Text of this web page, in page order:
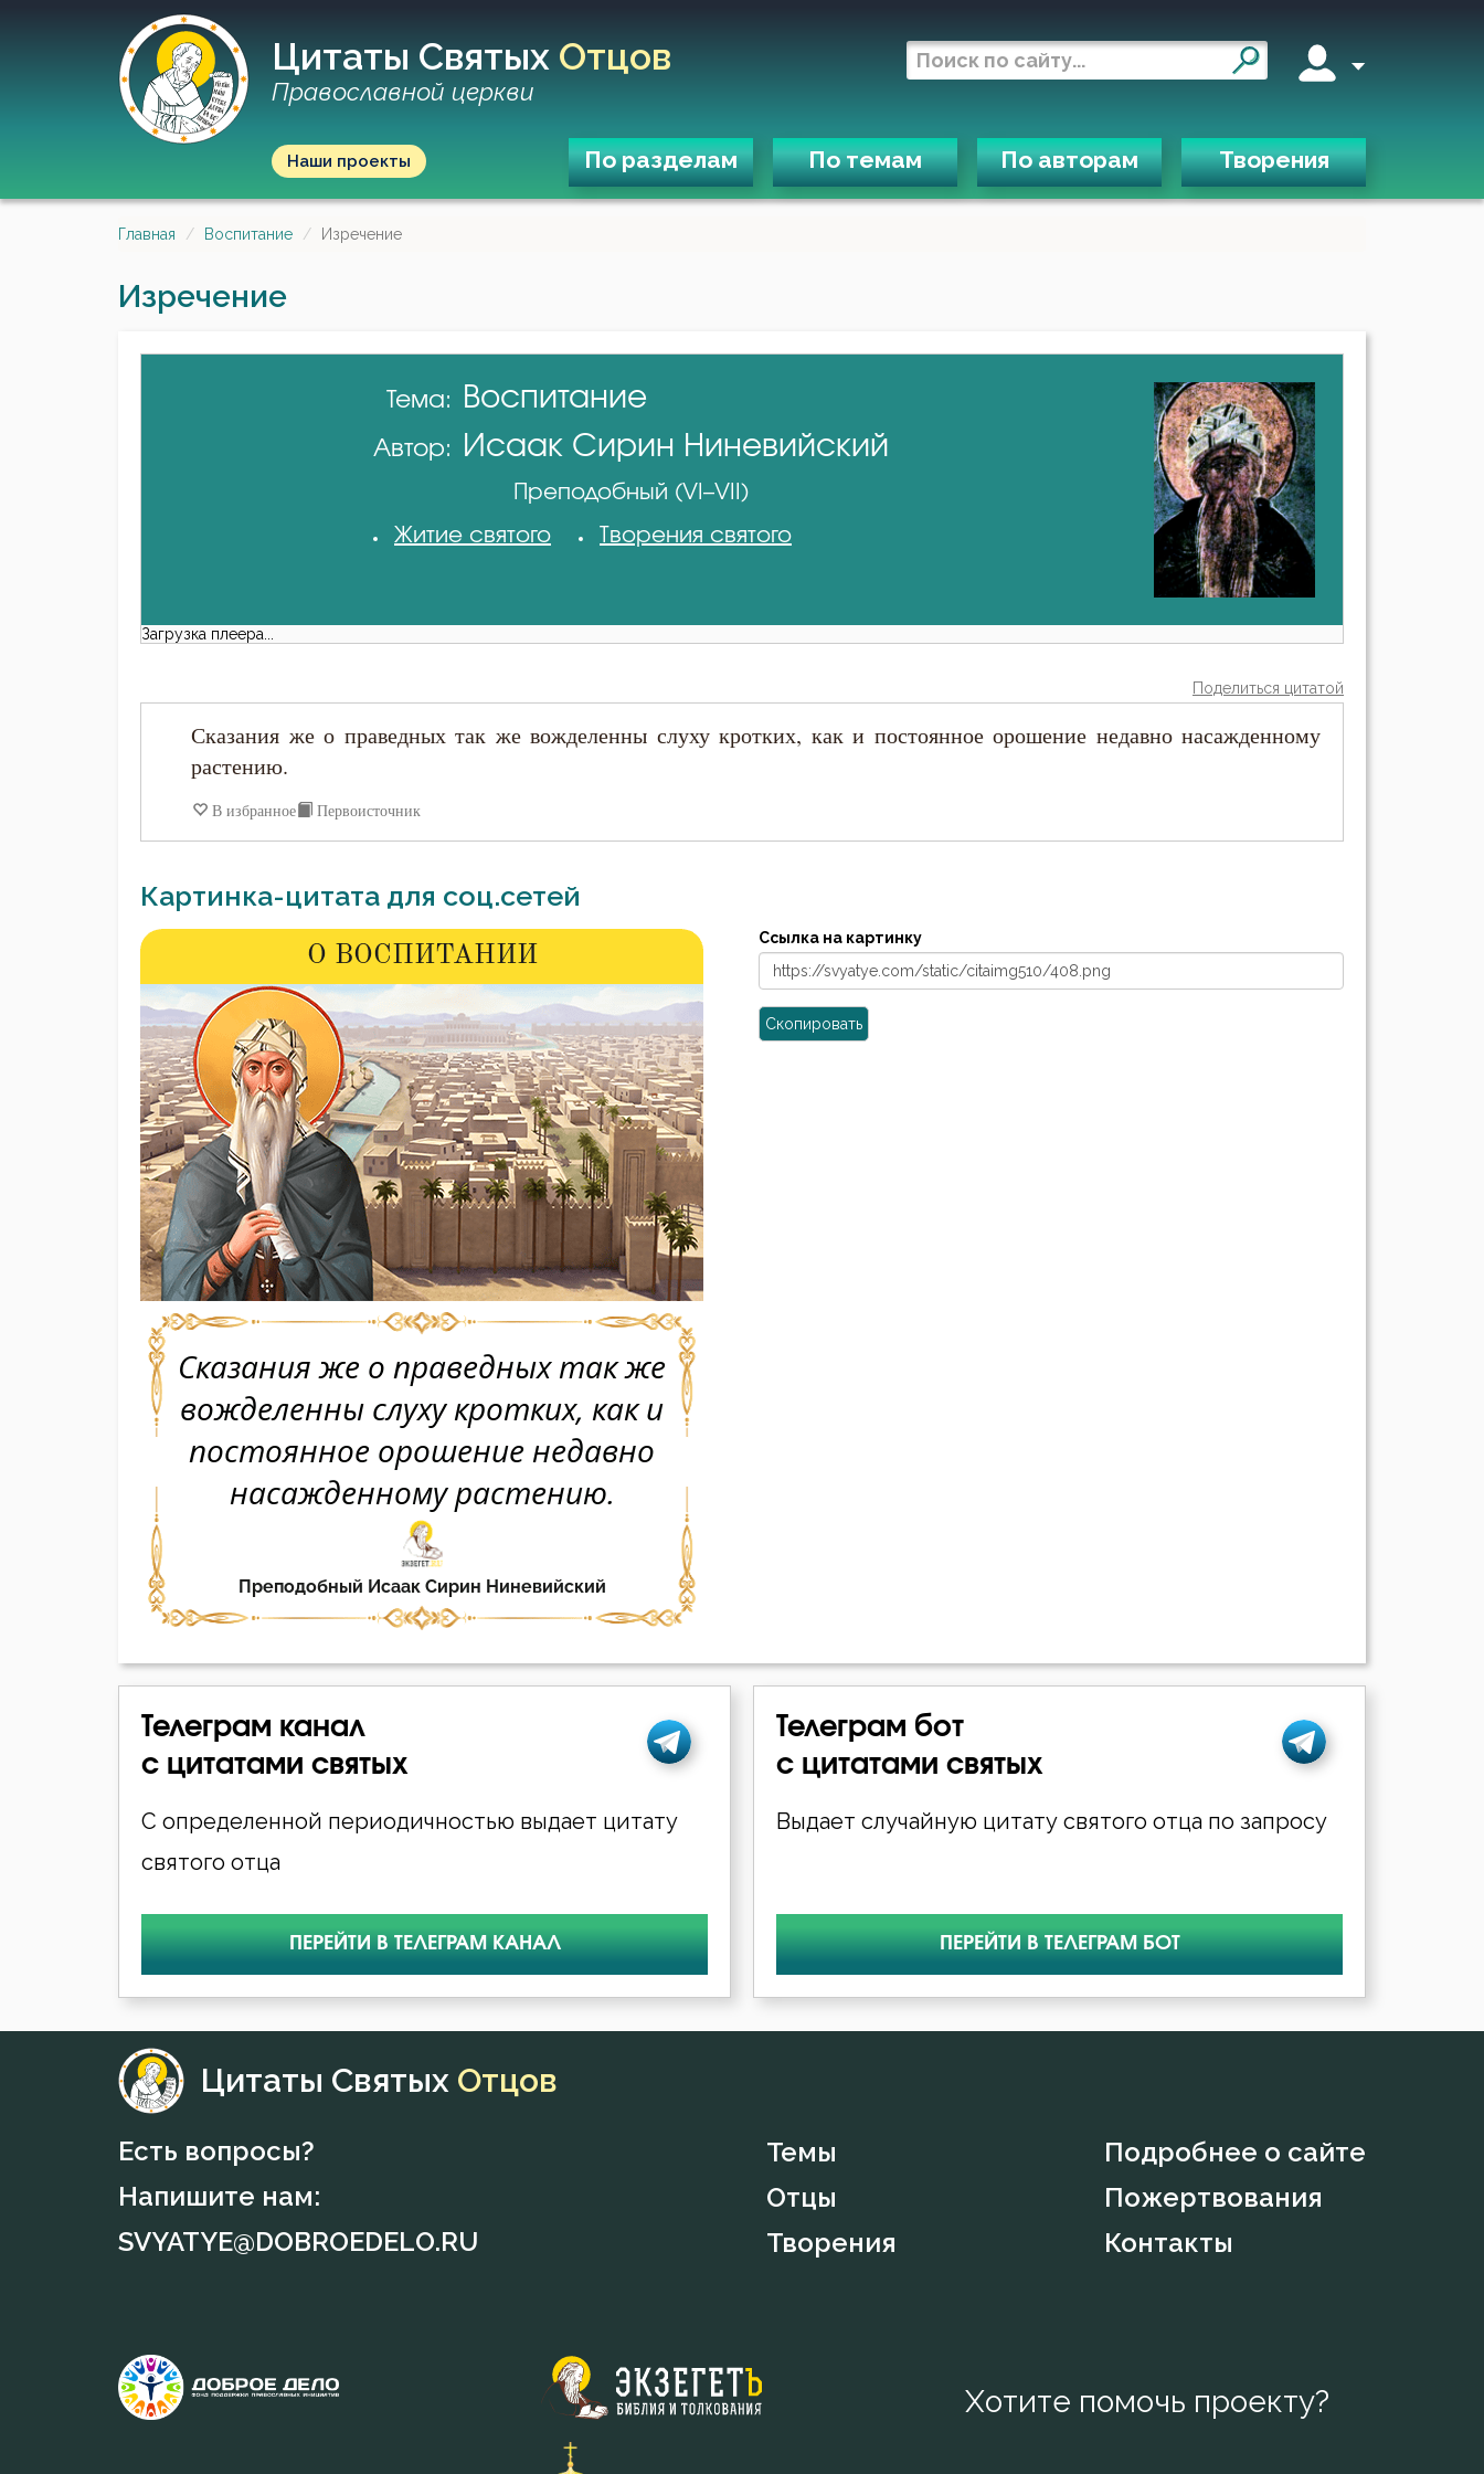
Цитаты Святых Отцов
Православной церкви
Наши проекты По разделам По темам По авторам Творения
Главная Воспитание Изречение
Изречение
Тема: Воспитание
Автор: Исаак Сирин Ниневийский
Преподобный (VI–VII)
Житие святого
Творения святого
Загрузка плеера...
Поделиться цитатой
Сказания же о праведных так же вожделенны слуху кротких, как и постоянное орошение недавно насажденному
растению.
В избранное Первоисточник
Картинка-цитата для соц.сетей
Ссылка на картинку
Скопировать
Телеграм канал
с цитатами святых
С определенной периодичностью выдает цитату
святого отца
ПЕРЕЙТИ В ТЕЛЕГРАМ КАНАЛ
Телеграм бот
с цитатами святых
Выдает случайную цитату святого отца по запросу
ПЕРЕЙТИ В ТЕЛЕГРАМ БОТ
Цитаты Святых Отцов
Есть вопросы?
Напишите нам:
SVYATYE@DOBROEDELO.RU
Темы
Отцы
Творения
Подробнее о сайте
Пожертвования
Контакты
Хотите помочь проекту?